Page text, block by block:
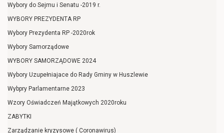
Wybory do Sejmu i Senatu -2019 r.
WYBORY PREZYDENTA RP
Wybory Prezydenta RP -2020rok
Wybory Samorządowe
WYBORY SAMORZĄDOWE 2024
Wybory Uzupełniajace do Rady Gminy w Huszlewie
Wybpry Parlamentarne 2023
Wzory Oświadczeń Majątkowych 2020roku
ZABYTKI
Zarządzanie kryzysowe ( Coronawirus)